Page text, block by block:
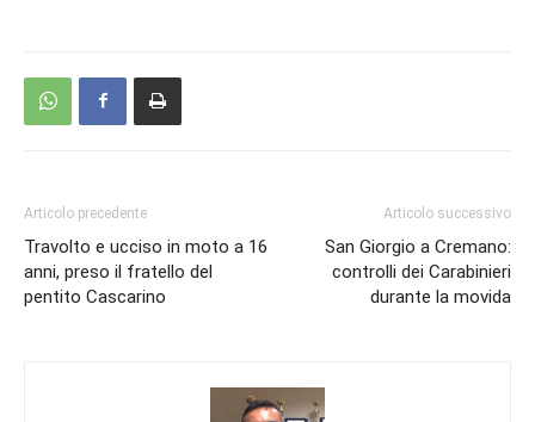
Articolo precedente
Travolto e ucciso in moto a 16
anni, preso il fratello del
pentito Cascarino
Articolo successivo
San Giorgio a Cremano:
controlli dei Carabinieri
durante la movida